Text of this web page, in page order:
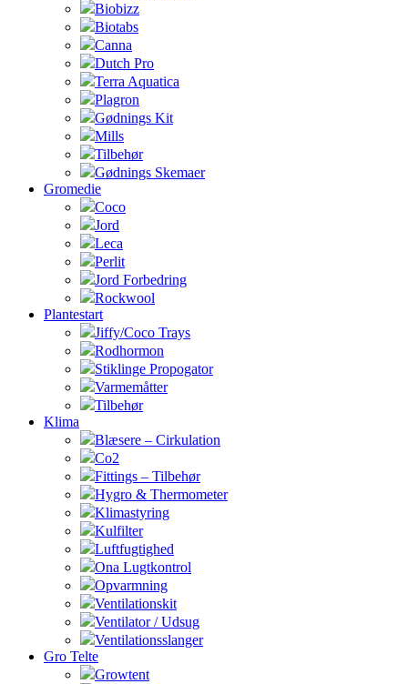
Biobizz
Biotabs
Canna
Dutch Pro
Terra Aquatica
Plagron
Gødnings Kit
Mills
Tilbehør
Gødnings Skemaer
Gromedie
Coco
Jord
Leca
Perlit
Jord Forbedring
Rockwool
Plantestart
Jiffy/Coco Trays
Rodhormon
Stiklinge Propogator
Varmemåtter
Tilbehør
Klima
Blæsere – Cirkulation
Co2
Fittings – Tilbehør
Hygro & Thermometer
Klimastyring
Kulfilter
Luftfugtighed
Ona Lugtkontrol
Opvarmning
Ventilationskit
Ventilator / Udsug
Ventilationsslanger
Gro Telte
Growtent